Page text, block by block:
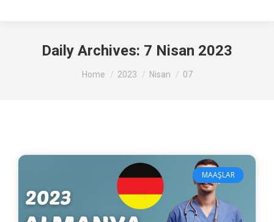
Daily Archives: 7 Nisan 2023
You are here:
Home 2023 Nisan 07
MAAŞLAR